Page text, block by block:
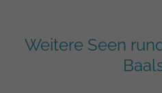
Weitere Seen